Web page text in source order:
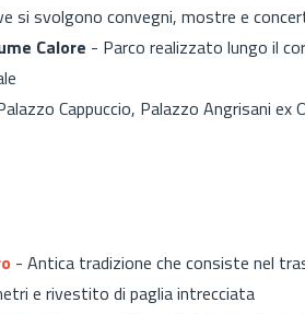
si svolgono convegni, mostre e
Calore - Parco realizzato lungo il
Cappuccio, Palazzo Angrisani ex
- Antica tradizione che consiste nel
e rivestito di paglia intrecciata